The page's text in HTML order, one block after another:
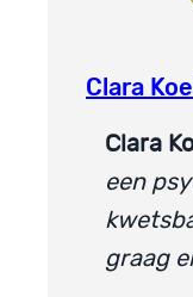
Clara
Clara
een
graag